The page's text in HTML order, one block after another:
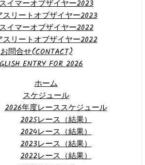
イマーオブザイヤー2023
スリートオブザイヤー2023
イマーオブザイヤー2022
スリートオブザイヤー2022
お問合せ(CONTACT)
ENTRY FOR 2026
ホーム
スケジュール
2026年度レーススケジュール
2025レース（結果）
2024レース（結果）
2023レース（結果）
2022レース（結果）